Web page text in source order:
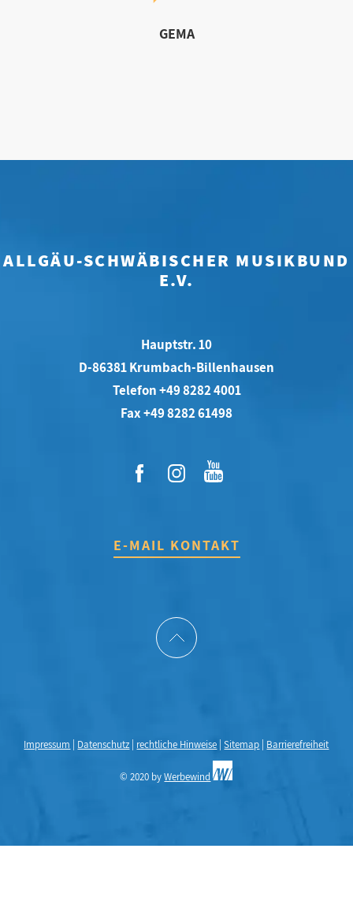
GEMA
ALLGÄU-SCHWÄBISCHER MUSIKBUND
E.V.
Hauptstr. 10
D-86381 Krumbach-Billenhausen
Telefon +49 8282 4001
Fax +49 8282 61498
E-MAIL KONTAKT
Impressum Datenschutz rechtliche Hinweise |Sitemap Barrierefreiheit
© 2020 byWerbewind